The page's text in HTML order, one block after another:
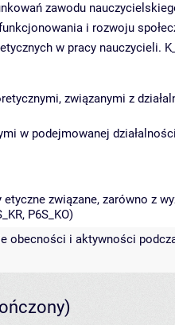
zawodu
i rozwoju
w pracy nauczycieli.
związanymi z
w podejmowanej
związane, zarówno z
P6S_KO)
i aktywności